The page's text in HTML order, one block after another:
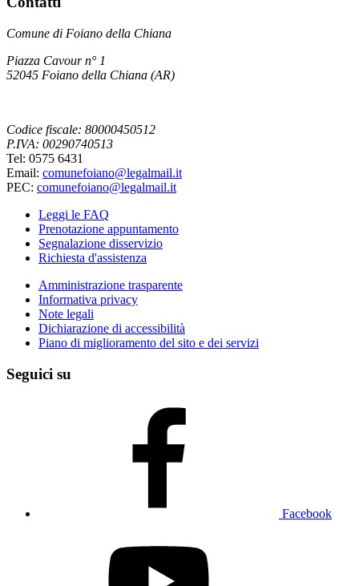
Comune di Foiano della Chiana
Piazza Cavour n° 1
52045 Foiano della Chiana (AR)
Codice fiscale: 80000450512
P.IVA: 00290740513
Tel: 0575 6431
Email: comunefoiano@legalmail.it
PEC: comunefoiano@legalmail.it
Leggi le FAQ
Prenotazione appuntamento
Segnalazione disservizio
Richiesta d'assistenza
Amministrazione trasparente
Informativa privacy
Note legali
Dichiarazione di accessibilità
Piano di miglioramento del sito e dei servizi
Seguici su
Facebook